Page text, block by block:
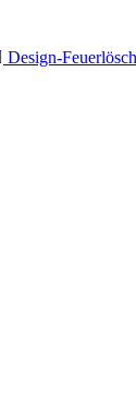
Design-